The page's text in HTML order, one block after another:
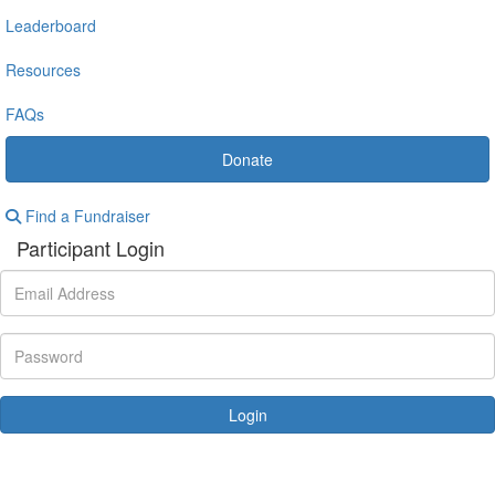
Leaderboard
Resources
FAQs
Donate
Find a Fundraiser
Participant Login
Login